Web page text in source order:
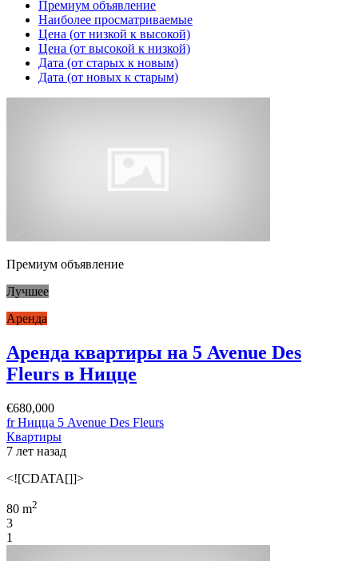
Премиум объявление
Наиболее просматриваемые
Цена (от низкой к высокой)
Цена (от высокой к низкой)
Дата (от старых к новым)
Дата (от новых к старым)
Премиум объявление
Лучшее
Аренда
Аренда квартиры на 5 Avenue Des
Fleurs в Ницце
€680,000
fr Ницца 5 Avenue Des Fleurs
Квартиры
7 лет назад
<![CDATA[]]>
80 m2
3
1